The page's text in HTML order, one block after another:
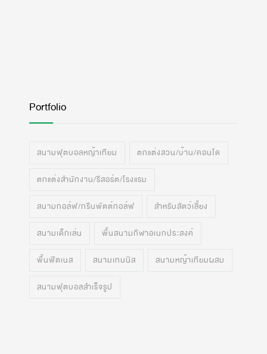
Portfolio
สนามฟุตบอลหญ้าเทียม ตกแต่งสวน/บ้าน/คอนโด
ตกแต่งสำนักงาน/รีสอร์ต/โรงแรม
สนามกอล์ฟ/กรีนพัตต์กอล์ฟ สำหรับสัตว์เลี้ยง
สนามเด็กเล่น พื้นสนามกีฬาอเนกประสงค์
พื้นฟิตเนส สนามเทนนิส สนามหญ้าเทียมผสม
สนามฟุตบอลสำเร็จรูป